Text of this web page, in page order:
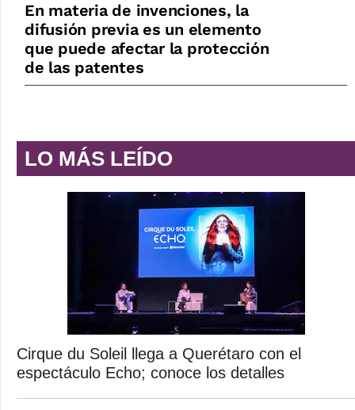
En materia de invenciones, la
difusión previa es un elemento
que puede afectar la protección
de las patentes
LO MÁS LEÍDO
Cirque du Soleil llega a Querétaro con el
espectáculo Echo; conoce los detalles